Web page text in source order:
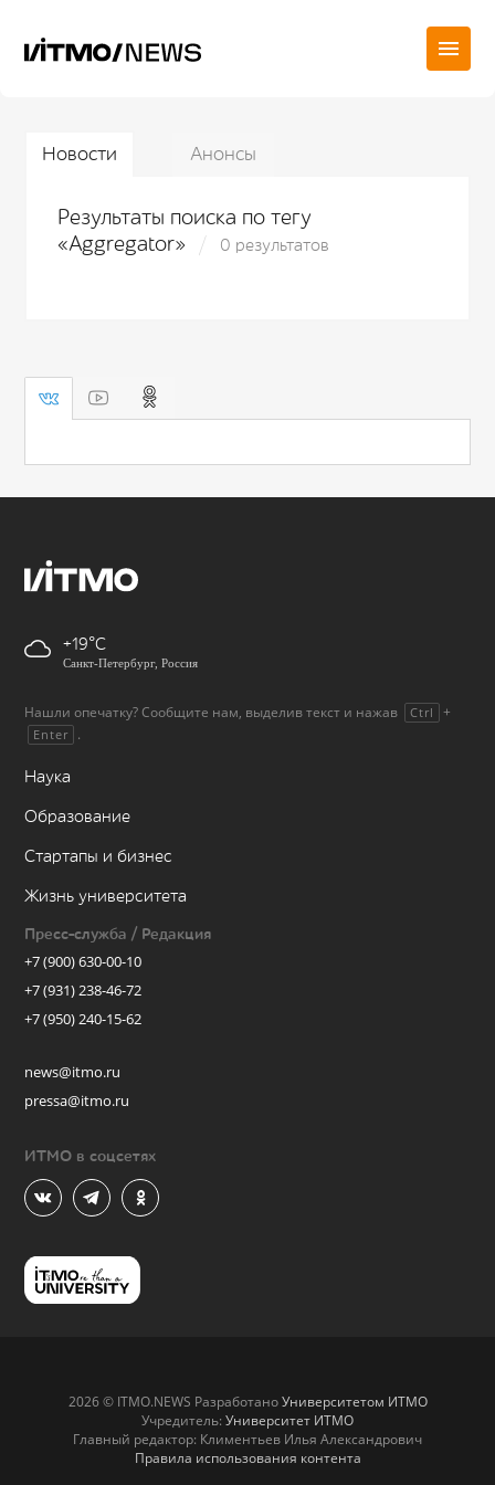
Новости Анонсы
Результаты поиска по тегу
«Aggregator»
0 результатов
+19
Санкт-Петербург, Россия
Нашли опечатку? Сообщите нам, выделив текст и нажав Ctrl +
Enter .
Наука
Образование
Стартапы и бизнес
Жизнь университета
Пресс-служба / Редакция
+7 (900) 630-00-10
+7 (931) 238-46-72
+7 (950) 240-15-62
news@itmo.ru
pressa@itmo.ru
ИТМО в соцсетях
2026 © ITMO.NEWS РазработаноУниверситетом ИТМО
Учредитель: Университет ИТМО
Главный редактор: Климентьев Илья Александрович
Правила использования контента